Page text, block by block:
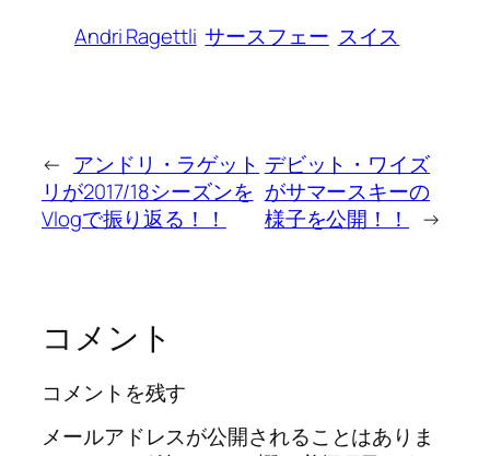
Andri Ragettli サースフェー スイス
← アンドリ・ラゲット
リが2017/18シーズンを
Vlogで振り返る！！
デビット・ワイズ
がサマースキーの
様子を公開！！
→
コメント
コメントを残す
メールアドレスが公開されることはありま